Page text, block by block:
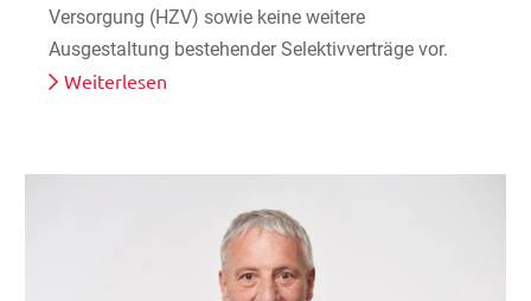
Versorgung (HZV) sowie keine weitere
Ausgestaltung bestehender Selektivverträge vor.
Weiterlesen